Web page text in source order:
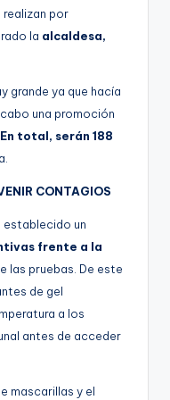
por
la alcaldesa,
grande ya que hacía
una promoción
En total, serán 188
CONTAGIOS
establecido un
frente a la
las pruebas. De este
de gel
a los
antes de acceder
mascarillas y el